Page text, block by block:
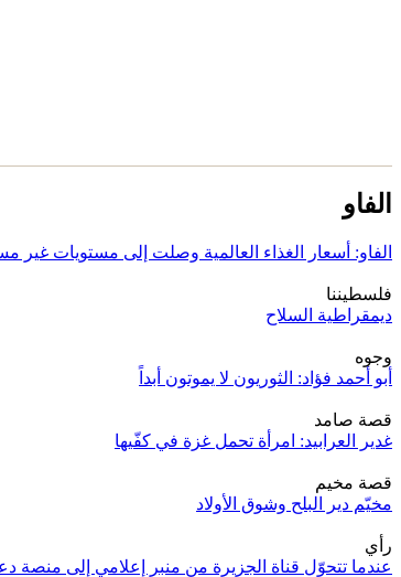
الفاو
الفاو: أسعار الغذاء العالمية وصلت إلى مستويات غير
فلسطيننا
ديمقراطية السلاح
وجوه
أبو أحمد فؤاد: الثوريون لا يموتون أبداً
قصة صامد
غدير العرابيد: امرأة تحمل غزة في كفّيها
قصة مخيم
مخيّم دير البلح وشوق الأولاد
رأي
عندما تتحوّل قناة الجزيرة من منبر إعلامي إلى منصة